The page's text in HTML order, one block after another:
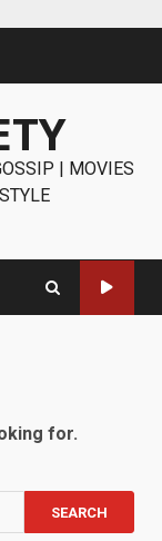
| MOVIES
for.